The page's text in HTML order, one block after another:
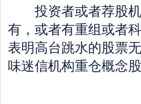
投资者或者荐股机
有，或者有重组或者
表明高台跳水的股票
味迷信机构重仓概念股